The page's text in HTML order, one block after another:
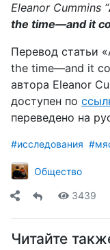
Eleanor Cummins “
the time—and it
Перевод статьи «
the time—and it
автора Eleanor
доступен по
переведено на
#исследования
Общество
3439
Читайте